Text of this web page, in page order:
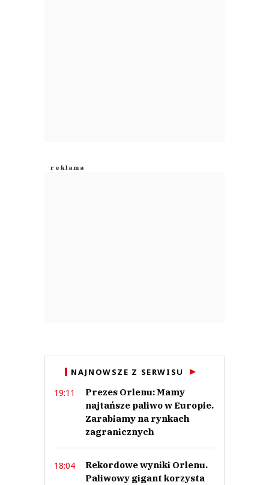
NAJNOWSZE Z SERWISU
19:11
Prezes Orlenu: Mamy
najtańsze paliwo w Europie.
Zarabiamy na rynkach
zagranicznych
18:04
Rekordowe wyniki Orlenu.
Paliwowy gigant korzysta